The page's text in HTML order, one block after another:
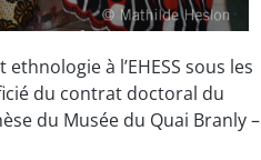
à l’EHESS sous les
du contrat doctoral du
du Musée du Quai Branly –